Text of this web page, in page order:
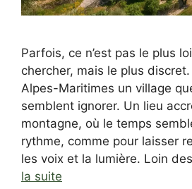
Parfois, ce n’est pas le plus
chercher, mais le plus
Alpes-Maritimes un village
semblent ignorer. Un lieu
montagne, où le temps
rythme, comme pour laisser
les voix et la lumière. Loin
la suite